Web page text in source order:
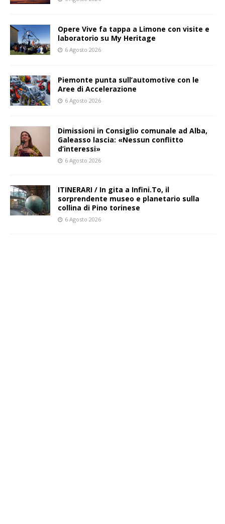
Opere Vive fa tappa a Limone con visite e
laboratorio su My Heritage
6 Agosto 2026
Piemonte punta sull’automotive con le
Aree di Accelerazione
6 Agosto 2026
Dimissioni in Consiglio comunale ad Alba,
Galeasso lascia: «Nessun conflitto
d’interessi»
6 Agosto 2026
ITINERARI / In gita a Infini.To, il
sorprendente museo e planetario sulla
collina di Pino torinese
6 Agosto 2026